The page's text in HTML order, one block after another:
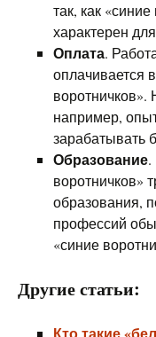
так, как
характерен
Оплата.
оплачивается
например,
зарабатывать
Образование.
воротничков»
образования,
профессий
«синие
Другие статьи: